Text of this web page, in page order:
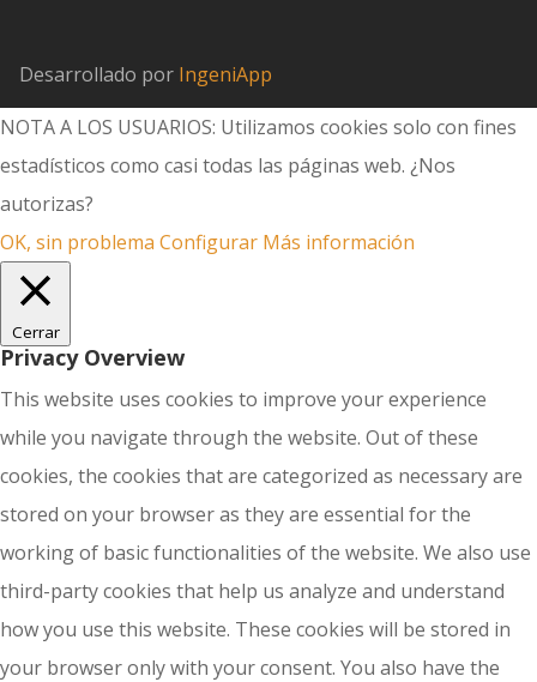
Desarrollado por IngeniApp
NOTA A LOS USUARIOS: Utilizamos cookies solo con fines
estadísticos como casi todas las páginas web. ¿Nos
autorizas?
OK, sin problema Configurar Más información
Cerrar
Privacy Overview
This website uses cookies to improve your experience
while you navigate through the website. Out of these
cookies, the cookies that are categorized as necessary are
stored on your browser as they are essential for the
working of basic functionalities of the website. We also use
third-party cookies that help us analyze and understand
how you use this website. These cookies will be stored in
your browser only with your consent. You also have the